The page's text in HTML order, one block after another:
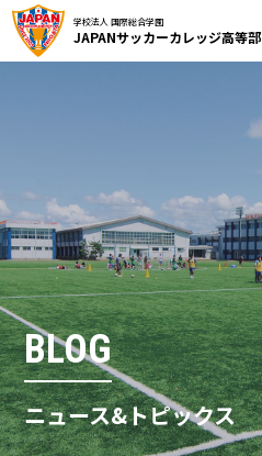
学校法人 国際総合学園
JAPANサッカーカレッジ高等部
BLOG
ニュース&トピックス